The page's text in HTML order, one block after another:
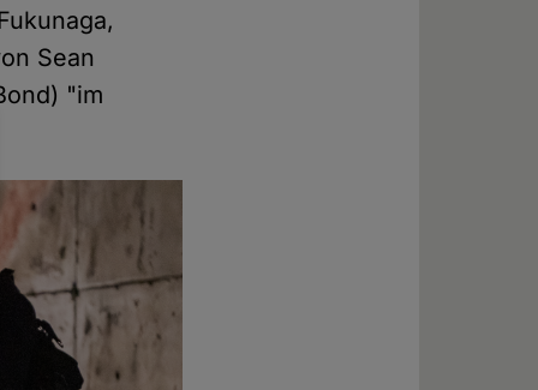
Sean
"im